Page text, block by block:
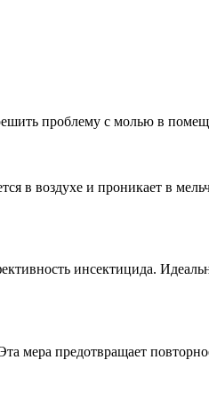
проблему с молью в
в воздухе и проникает в
инсектицида.
мера предотвращает